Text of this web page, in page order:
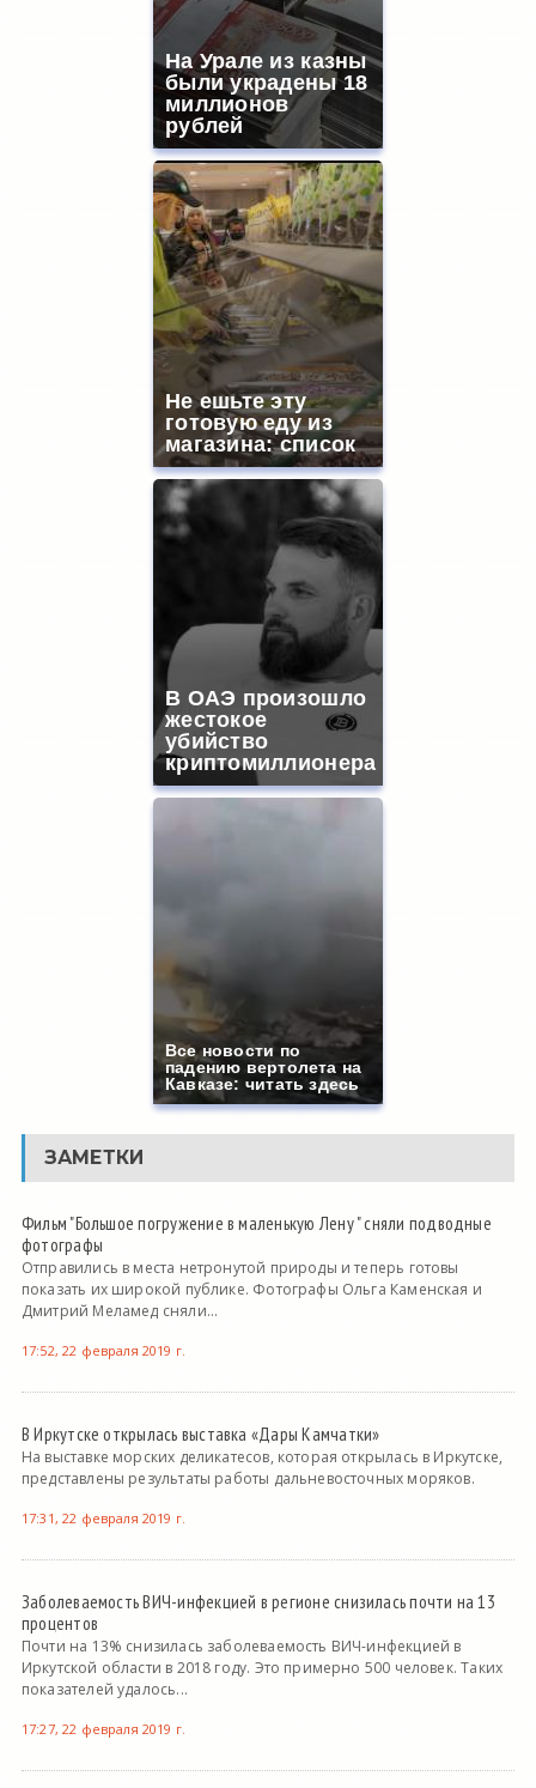
На Урале из казны
были украдены 18
миллионов
рублей
Не ешьте эту
готовую еду из
магазина: список
В ОАЭ произошло
жестокое
убийство
криптомиллионера
Все новости по
падению вертолета на
Кавказе: читать здесь
ЗАМЕТКИ
Фильм "Большое погружение в маленькую Лену " сняли подводные
фотографы
Отправились в места нетронутой природы и теперь готовы
показать их широкой публике. Фотографы Ольга Каменская и
Дмитрий Меламед сняли...
17:52, 22 февраля 2019 г.
В Иркутске открылась выставка «Дары Камчатки»
На выставке морских деликатесов, которая открылась в Иркутске,
представлены результаты работы дальневосточных моряков.
17:31, 22 февраля 2019 г.
Заболеваемость ВИЧ-инфекцией в регионе снизилась почти на 13
процентов
Почти на 13% снизилась заболеваемость ВИЧ-инфекцией в
Иркутской области в 2018 году. Это примерно 500 человек. Таких
показателей удалось...
17:27, 22 февраля 2019 г.